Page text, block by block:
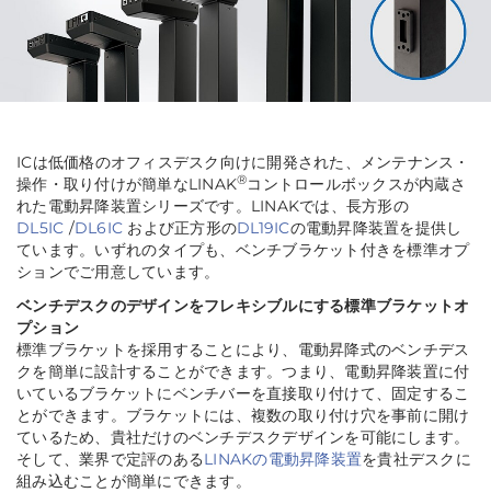
ICは低価格のオフィスデスク向けに開発された、メンテナンス・
操作・取り付けが簡単なLINAK®コントロールボックスが内蔵さ
れた電動昇降装置シリーズです。LINAKでは、長方形の
DL5IC /DL6IC および正方形のDL19ICの電動昇降装置を提供し
ています。いずれのタイプも、ベンチブラケット付きを標準オプ
ションでご用意しています。
ベンチデスクのデザインをフレキシブルにする標準ブラケットオ
プション
標準ブラケットを採用することにより、電動昇降式のベンチデス
クを簡単に設計することができます。つまり、電動昇降装置に付
いているブラケットにベンチバーを直接取り付けて、固定するこ
とができます。ブラケットには、複数の取り付け穴を事前に開け
ているため、貴社だけのベンチデスクデザインを可能にします。
そして、業界で定評のあるLINAKの電動昇降装置を貴社デスクに
組み込むことが簡単にできます。